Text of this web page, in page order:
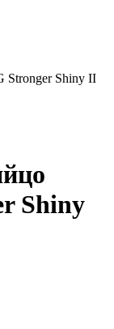
Stronger Shiny II
Shiny